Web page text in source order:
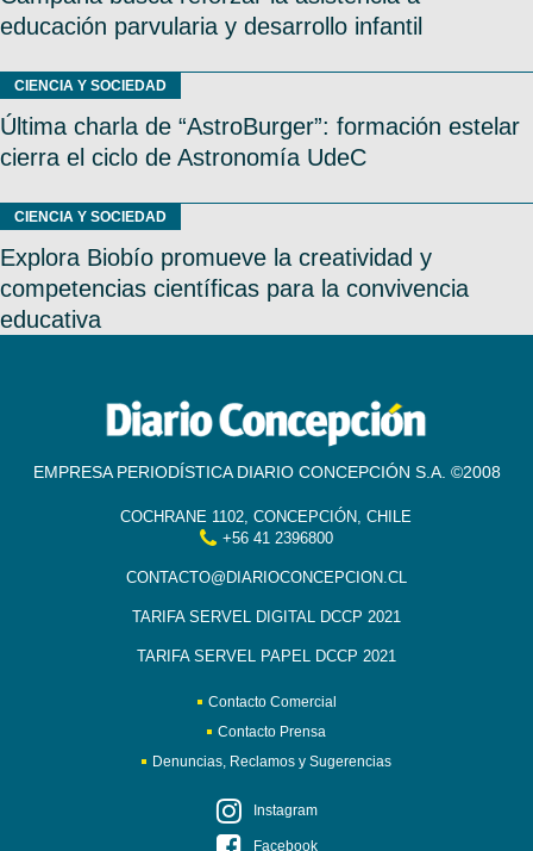
educación parvularia y desarrollo infantil
CIENCIA Y SOCIEDAD
Última charla de “AstroBurger”: formación estelar
cierra el ciclo de Astronomía UdeC
CIENCIA Y SOCIEDAD
Explora Biobío promueve la creatividad y
competencias científicas para la convivencia
educativa
EMPRESA PERIODÍSTICA DIARIO CONCEPCIÓN S.A. ©2008
COCHRANE 1102, CONCEPCIÓN, CHILE
+56 41 2396800
CONTACTO@DIARIOCONCEPCION.CL
TARIFA SERVEL DIGITAL DCCP 2021
TARIFA SERVEL PAPEL DCCP 2021
Contacto Comercial
Contacto Prensa
Denuncias, Reclamos y Sugerencias
Instagram
Facebook